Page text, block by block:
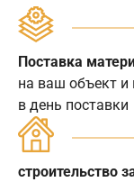
Поставка
на ваш объект и
в день поставки
строительство